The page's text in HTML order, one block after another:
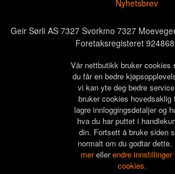
Nyhetsbrev
Geir Sørli AS 7327 Svorkmo 7327
Foretaksregisteret
Vår nettbutikk bruker cookies
du får en bedre
vi kan yte deg bedre
bruker cookies hovedsaklig
lagre innloggingsdetaljer og
hva du har puttet i
din. Fortsett å bruke siden
normalt om du godtar dette.
merellerendre innstillinger
cookies.